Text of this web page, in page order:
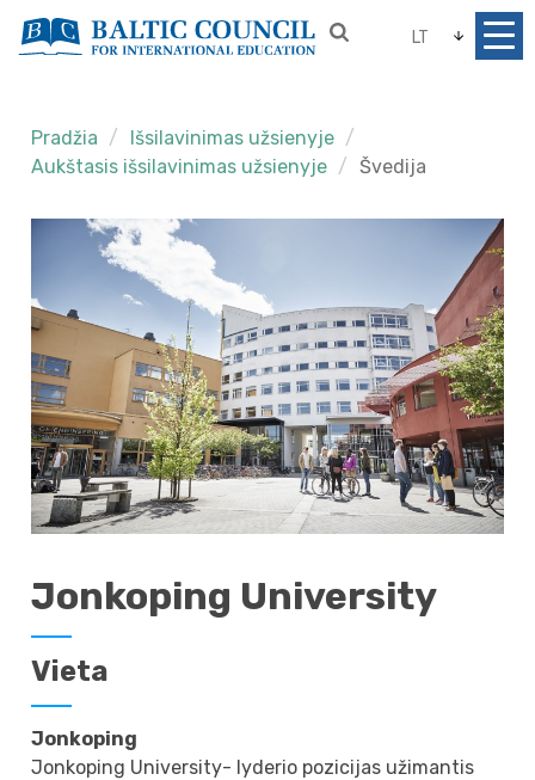
LT
Pradžia
Išsilavinimas užsienyje
Aukštasis išsilavinimas užsienyje
Švedija
Jonkoping University
Vieta
Jonkoping
Jonkoping University- lyderio pozicijas užimantis